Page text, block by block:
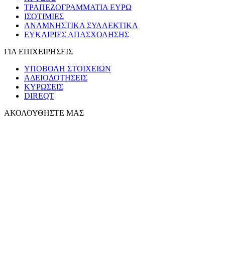
ΤΡΑΠΕΖΟΓΡΑΜΜΑΤΙΑ ΕΥΡΩ
ΙΣΟΤΙΜΙΕΣ
ΑΝΑΜΝΗΣΤΙΚΑ ΣΥΛΛΕΚΤΙΚΑ
ΕΥΚΑΙΡΙΕΣ ΑΠΑΣΧΟΛΗΣΗΣ
ΓΙΑ ΕΠΙΧΕΙΡΗΣΕΙΣ
ΥΠΟΒΟΛΗ ΣΤΟΙΧΕΙΩΝ
ΑΔΕΙΟΔΟΤΗΣΕΙΣ
ΚΥΡΩΣΕΙΣ
DIREQT
ΑΚΟΛΟΥΘΗΣΤΕ ΜΑΣ